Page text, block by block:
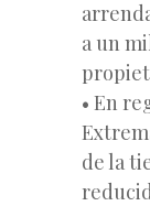
a un
• En
de la